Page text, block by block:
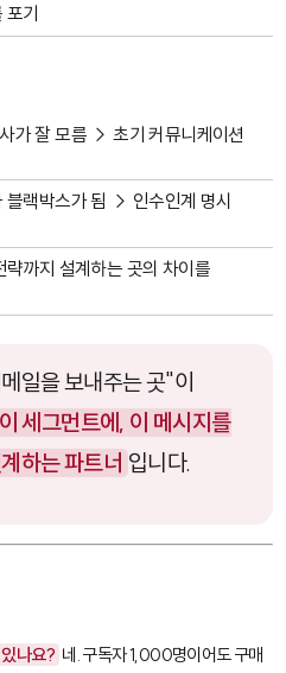
포기
가 잘 모름 → 초기 커뮤니케이션
블랙박스가 됨 → 인수인계 명시
까지 설계하는 곳의 차이를
일을 보내주는 곳"이
세그먼트에, 이 메시지를
하는 파트너 입니다.
나요? 네. 구독자 1,000명이어도 구매